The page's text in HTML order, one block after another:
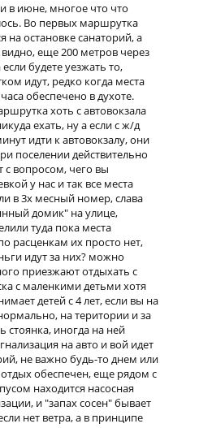
в июне, многое что что
Во первых маршрутка
на остановке санаторий, а
еще 200 метров через
будете уезжать то,
идут, редко когда места
обеспечено в духоте.
хоть с автовокзала
ехать, ну а если с ж/д
идти к автовокзалу, они
поселении действительно
с вопросом, чего вы
у нас и так все места
в 3х месный номер, слава
домик" на улице,
туда пока места
расценкам их просто нет,
идут за них? можно
приезжают отдыхать с
с маленкими детьми хотя
детей с 4 лет, если вы на
на територии и за
стоянка, иногда на ней
на авто и вой идет
не важно будь-то днем или
обеспечен, еще рядом с
находится насосная
и "запах сосен" бывает
нет ветра, а в принципе